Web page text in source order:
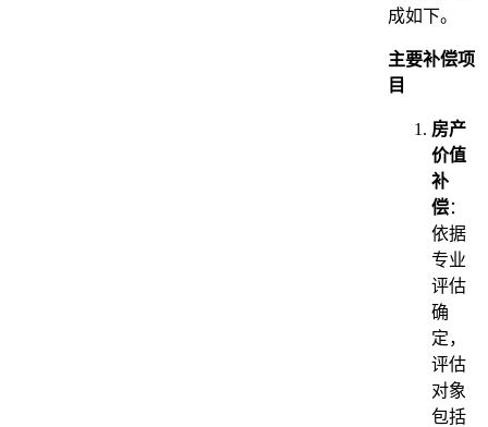
成如下。
主要补偿项
目
房产
价值
补
偿：
依据
专业
评估
确
定，
评估
对象
包括